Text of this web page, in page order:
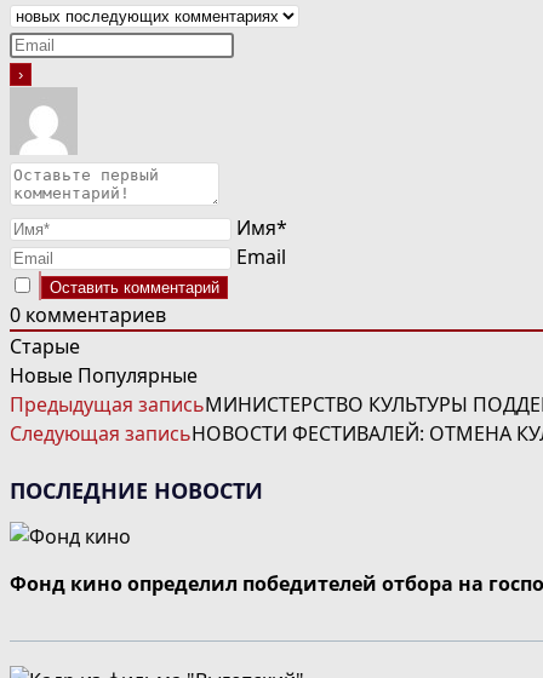
Имя*
Email
0 комментариев
Старые
Новые Популярные
ЧИТАТЬ
ДАЛЕЕ
СТАТЬИ
Предыдущая записьМИНИСТЕРСТВО КУЛЬТУРЫ
Следующая записьНОВОСТИ ФЕСТИВАЛЕЙ: ОТМЕНА
ПОСЛЕДНИЕ НОВОСТИ
Фонд кино определил победителей отбора на